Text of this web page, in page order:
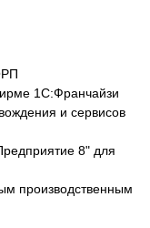
1С:Франчайзи
и сервисов
8" для
производственным